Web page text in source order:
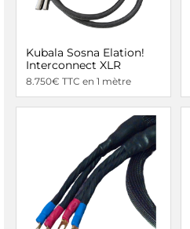
Kubala Sosna Elation!
Interconnect XLR
8.750€ TTC en 1 mètre